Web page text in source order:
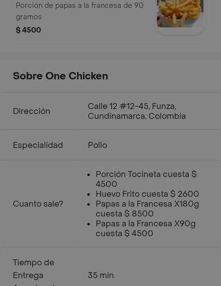
Porción de papas a la francesa de 90
gramos
$ 4500
Sobre One Chicken
Dirección
Calle 12 #12-45, Funza,
Cundinamarca, Colombia
Especialidad Pollo
Cuanto sale?
Porción Tocineta cuesta $
4500
Huevo Frito cuesta $ 2600
Papas a la Francesa X180g
cuesta $ 8500
Papas a la Francesa X90g
cuesta $ 4500
Tiempo de
Entrega
35 min